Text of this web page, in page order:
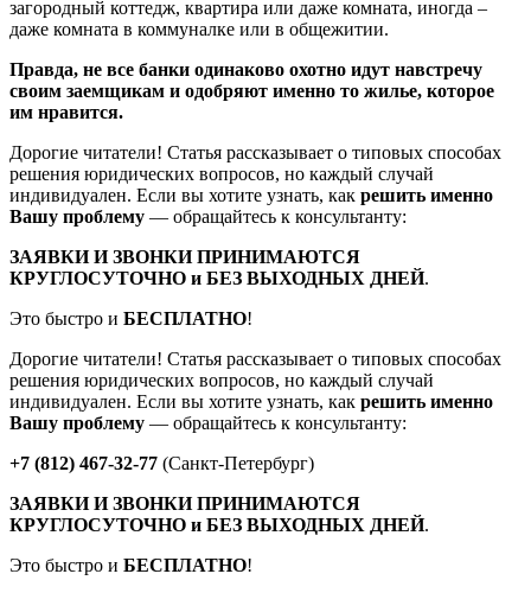
загородный коттедж, квартира или даже комната, иногда –
даже комната в коммуналке или в общежитии.
Правда, не все банки одинаково охотно идут навстречу
своим заемщикам и одобряют именно то жилье, которое
им нравится.
Дорогие читатели! Статья рассказывает о типовых способах
решения юридических вопросов, но каждый случай
индивидуален. Если вы хотите узнать, как решить именно
Вашу проблему — обращайтесь к консультанту:
ЗАЯВКИ И ЗВОНКИ ПРИНИМАЮТСЯ
КРУГЛОСУТОЧНО и БЕЗ ВЫХОДНЫХ ДНЕЙ.
Это быстро и БЕСПЛАТНО!
Дорогие читатели! Статья рассказывает о типовых способах
решения юридических вопросов, но каждый случай
индивидуален. Если вы хотите узнать, как решить именно
Вашу проблему — обращайтесь к консультанту:
+7 (812) 467-32-77 (Санкт-Петербург)
ЗАЯВКИ И ЗВОНКИ ПРИНИМАЮТСЯ
КРУГЛОСУТОЧНО и БЕЗ ВЫХОДНЫХ ДНЕЙ.
Это быстро и БЕСПЛАТНО!